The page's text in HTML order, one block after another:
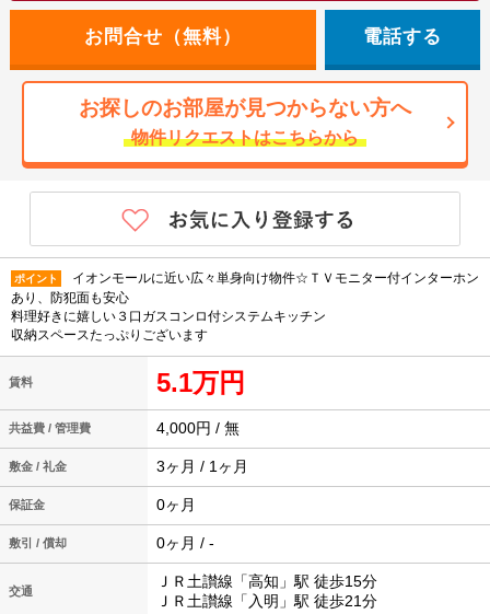
電話する
お探しのお部屋が見つからない方へ
物件リクエストはこちらから
ポイント
イオンモールに近い広々単身向け物件☆ＴＶモニター付インターホン
あり、防犯面も安心
料理好きに嬉しい３口ガスコンロ付システムキッチン
収納スペースたっぷりございます
賃料 5.1万円
共益費 / 管理費 4,000円 / 無
敷金 / 礼金 3ヶ月 / 1ヶ月
保証金 0ヶ月
敷引 / 償却 0ヶ月 / -
交通
ＪＲ土讃線「高知」駅 徒歩15分
ＪＲ土讃線「入明」駅 徒歩21分